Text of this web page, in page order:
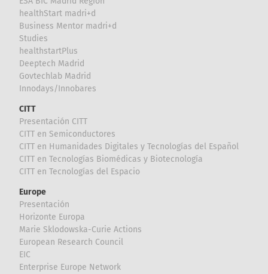
healthStart madri+d
Business Mentor madri+d
Studies
healthstartPlus
Deeptech Madrid
Govtechlab Madrid
Innodays/Innobares
CITT
Presentación CITT
CITT en Semiconductores
CITT en Humanidades Digitales y Tecnologías del Español
CITT en Tecnologías Biomédicas y Biotecnología
CITT en Tecnologías del Espacio
Europe
Presentación
Horizonte Europa
Marie Sklodowska-Curie Actions
European Research Council
EIC
Enterprise Europe Network